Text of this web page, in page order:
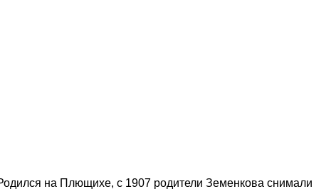
на Плющихе, с 1907 родители Земенкова снимали